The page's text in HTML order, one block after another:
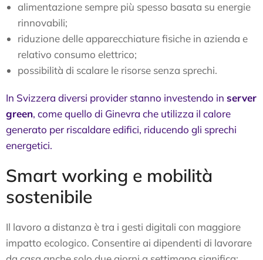
alimentazione sempre più spesso basata su energie
rinnovabili;
riduzione delle apparecchiature fisiche in azienda e
relativo consumo elettrico;
possibilità di scalare le risorse senza sprechi.
In Svizzera diversi provider stanno investendo in server
green, come quello di Ginevra che utilizza il calore
generato per riscaldare edifici, riducendo gli sprechi
energetici.
Smart working e mobilità
sostenibile
Il lavoro a distanza è tra i gesti digitali con maggiore
impatto ecologico. Consentire ai dipendenti di lavorare